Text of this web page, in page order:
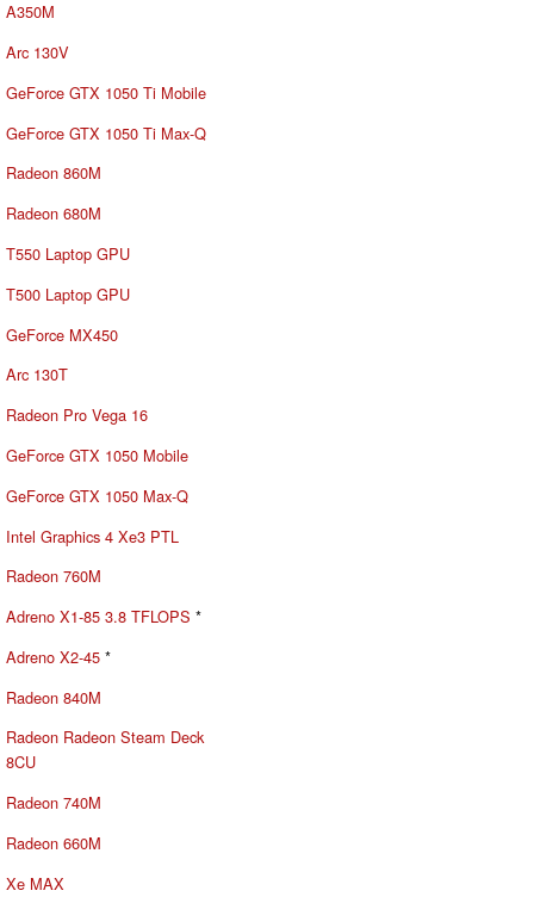
A350M
Arc 130V
GeForce GTX 1050 Ti Mobile
GeForce GTX 1050 Ti Max-Q
Radeon 860M
Radeon 680M
T550 Laptop GPU
T500 Laptop GPU
GeForce MX450
Arc 130T
Radeon Pro Vega 16
GeForce GTX 1050 Mobile
GeForce GTX 1050 Max-Q
Intel Graphics 4 Xe3 PTL
Radeon 760M
Adreno X1-85 3.8 TFLOPS *
Adreno X2-45 *
Radeon 840M
Radeon Radeon Steam Deck
8CU
Radeon 740M
Radeon 660M
Xe MAX